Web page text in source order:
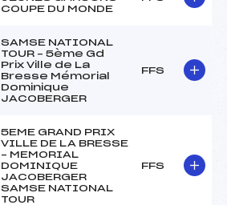
COUPE DU MONDE
SAMSE NATIONAL
TOUR – 5ème Gd
Prix Ville de La
Bresse Mémorial
Dominique
JACOBERGER
FFS
5EME GRAND PRIX
VILLE DE LA BRESSE
– MEMORIAL
DOMINIQUE
JACOBERGER
SAMSE NATIONAL
TOUR
FFS